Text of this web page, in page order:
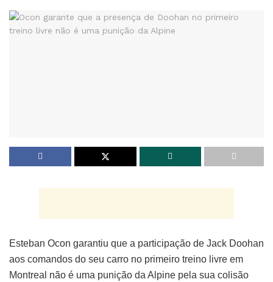
Esteban Ocon garantiu que a participação de Jack Doohan
aos comandos do seu carro no primeiro treino livre em
Montreal não é uma punição da Alpine pela sua colisão